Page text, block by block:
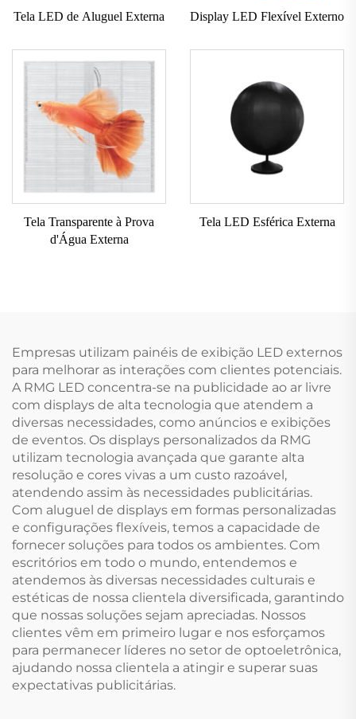
Tela LED de Aluguel Externa Display LED Flexível Externo
Tela Transparente à Prova
d'Água Externa
Tela LED Esférica Externa
Empresas utilizam painéis de exibição LED externos
para melhorar as interações com clientes potenciais.
A RMG LED concentra-se na publicidade ao ar livre
com displays de alta tecnologia que atendem a
diversas necessidades, como anúncios e exibições
de eventos. Os displays personalizados da RMG
utilizam tecnologia avançada que garante alta
resolução e cores vivas a um custo razoável,
atendendo assim às necessidades publicitárias.
Com aluguel de displays em formas personalizadas
e configurações flexíveis, temos a capacidade de
fornecer soluções para todos os ambientes. Com
escritórios em todo o mundo, entendemos e
atendemos às diversas necessidades culturais e
estéticas de nossa clientela diversificada, garantindo
que nossas soluções sejam apreciadas. Nossos
clientes vêm em primeiro lugar e nos esforçamos
para permanecer líderes no setor de optoeletrônica,
ajudando nossa clientela a atingir e superar suas
expectativas publicitárias.